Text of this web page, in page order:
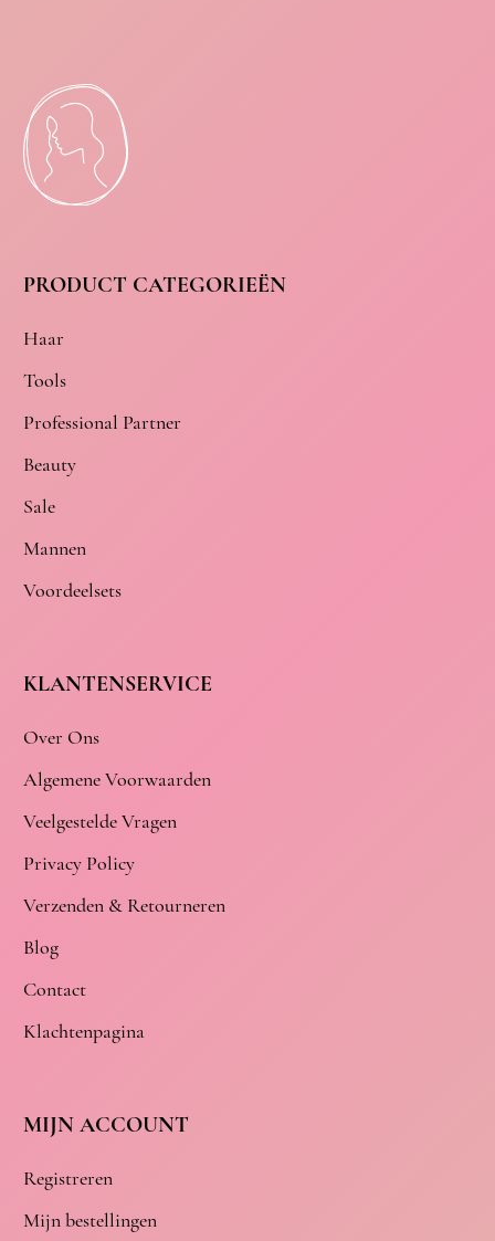
PRODUCT CATEGORIEËN
Haar
Tools
Professional Partner
Beauty
Sale
Mannen
Voordeelsets
KLANTENSERVICE
Over Ons
Algemene Voorwaarden
Veelgestelde Vragen
Privacy Policy
Verzenden & Retourneren
Blog
Contact
Klachtenpagina
MIJN ACCOUNT
Registreren
Mijn bestellingen